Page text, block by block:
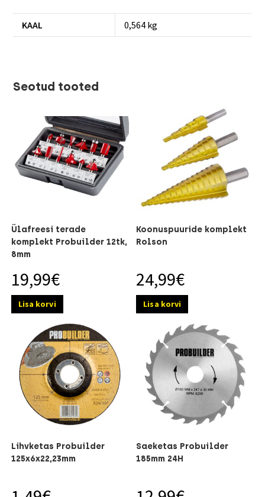
KAAL 0,564 kg
Seotud tooted
Ülafreesi terade
komplekt Probuilder 12tk,
8mm
19,99€
Lisa korvi
Koonuspuuride komplekt
Rolson
24,99€
Lisa korvi
Lihvketas Probuilder
125x6x22,23mm
Saeketas Probuilder
185mm 24H